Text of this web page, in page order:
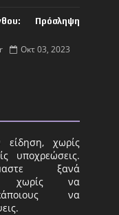
Πρόσληψη
Οκτ 03, 2023
είδηση, χωρίς
υποχρεώσεις.
ξανά
χωρίς να
να